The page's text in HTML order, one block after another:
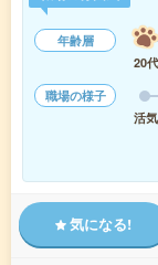
年齢層
20代
職場の様子
活
気になる!